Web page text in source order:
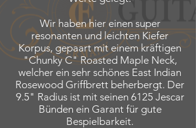
Wir haben hier einen super
resonanten und leichten Kiefer
Korpus, gepaart mit einem kräftigen
"Chunky C" Roasted Maple Neck,
welcher ein sehr schönes East Indian
Rosewood Griffbrett beherbergt. Der
9.5" Radius ist mit seinen 6125 Jescar
Bünden ein Garant für gute
Bespielbarkeit.